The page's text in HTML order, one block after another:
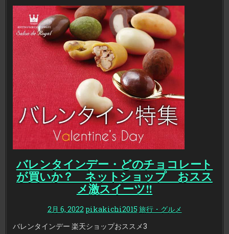
バレンタインデー・どのチョコレート
が買いか？ ネットショップ おスス
メ激スイーツ!!
2月 6, 2022 pikakichi2015 旅行・グルメ
バレンタインデー 楽天ショップおススメ3